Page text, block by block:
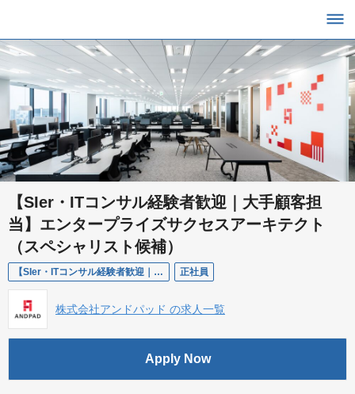
【SIer・ITコンサル経験者歓迎｜大手顧客担
当】エンタープライズサクセスアーキテクト
（スペシャリスト候補）
【SIer・ITコンサル経験者歓迎｜大手顧客担当】エンタープライズサクセスアーキテクト（スペシャリスト候補） 正社員
株式会社アンドパッド の求人一覧
Apply Now